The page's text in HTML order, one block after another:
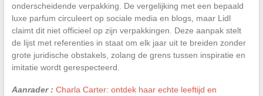
onderscheidende verpakking. De vergelijking met een bepaald
luxe parfum circuleert op sociale media en blogs, maar Lidl
claimt dit niet officieel op zijn verpakkingen. Deze aanpak stelt
de lijst met referenties in staat om elk jaar uit te breiden zonder
grote juridische obstakels, zolang de grens tussen inspiratie en
imitatie wordt gerespecteerd.
Aanrader : Charla Carter: ontdek haar echte leeftijd en